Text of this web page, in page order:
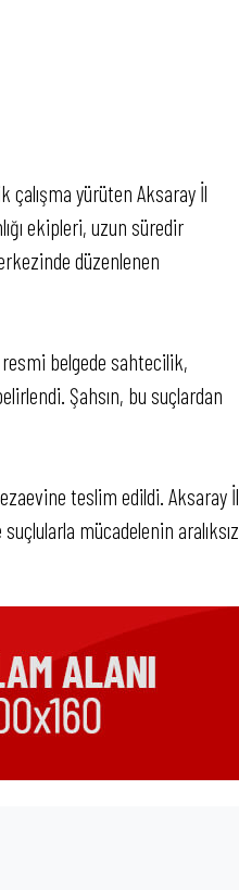
çalışma yürüten Aksaray İl
ekipleri, uzun süredir
düzenlenen
resmi belgede sahtecilik,
Şahsın, bu suçlardan
teslim edildi. Aksaray İl
mücadelenin aralıksız